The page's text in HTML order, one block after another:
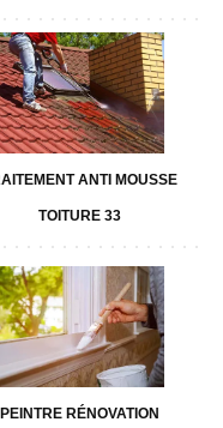
ANTI MOUSSE
TOITURE 33
PEINTRE RÉNOVATION